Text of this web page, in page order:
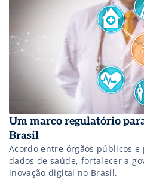
Um marco regulatório
Brasil
Acordo entre órgãos públicos
dados de saúde, fortalecer a
inovação digital no Brasil.